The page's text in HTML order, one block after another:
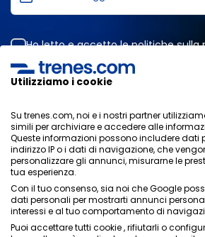
Ho letto e accetto lepolitiche sulla
Utilizziamo i cookie
Su trenes.com, noi e i nostri partner
simili per archiviare e accedere alle
Queste informazioni possono includere dati
indirizzo IP o i dati di navigazione, che
personalizzare gli annunci, misurarne le
tua esperienza.
Con il tuo consenso, sia noi che Google
dati personali per mostrarti annunci
interessi e al tuo comportamento di
Puoi accettare tutti cookie , rifiutarli o